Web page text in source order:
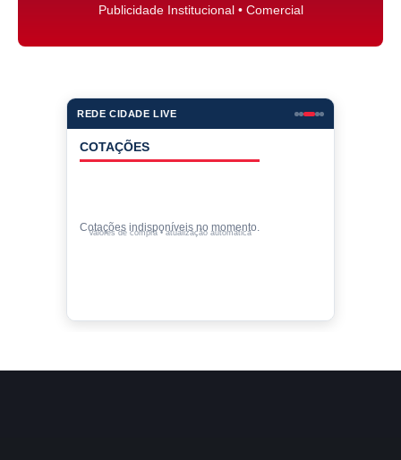
Publicidade Institucional • Comercial
REDE CIDADE LIVE
COTAÇÕES
Cotações indisponíveis no momento.
Valores de compra • atualização automática